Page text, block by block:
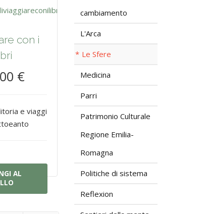
con i
€
e viaggi
AL
cambiamento
L'Arca
Le Sfere
Medicina
Parri
Patrimonio Culturale
Regione Emilia-
Romagna
Politiche di sistema
Reflexion